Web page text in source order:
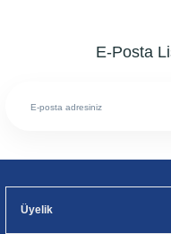
E-Posta
Üyelik